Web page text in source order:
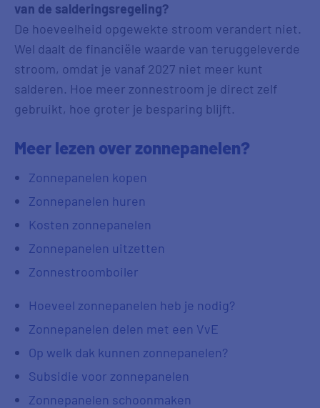
van de salderingsregeling?
De hoeveelheid opgewekte stroom verandert niet.
Wel daalt de financiële waarde van teruggeleverde
stroom, omdat je vanaf 2027 niet meer kunt
salderen. Hoe meer zonnestroom je direct zelf
gebruikt, hoe groter je besparing blijft.
Meer lezen over zonnepanelen?
Zonnepanelen kopen
Zonnepanelen huren
Kosten zonnepanelen
Zonnepanelen uitzetten
Zonnestroomboiler
Hoeveel zonnepanelen heb je nodig?
Zonnepanelen delen met een VvE
Op welk dak kunnen zonnepanelen?
Subsidie voor zonnepanelen
Zonnepanelen schoonmaken